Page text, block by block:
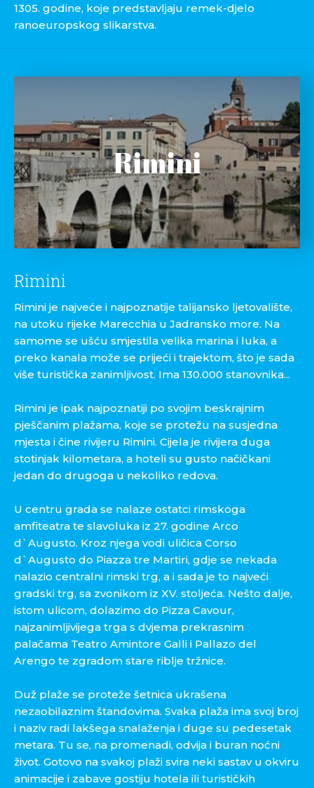
1305. godine, koje predstavljaju remek-djelo
ranoeuropskog slikarstva.
Rimini
Rimini
Rimini je najveće i najpoznatije talijansko ljetovalište,
na utoku rijeke Marecchia u Jadransko more. Na
samome se ušću smjestila velika marina i luka, a
preko kanala može se prijeći i trajektom, što je sada
više turistička zanimljivost. Ima 130.000 stanovnika...
Rimini je ipak najpoznatiji po svojim beskrajnim
pješčanim plažama, koje se protežu na susjedna
mjesta i čine rivijeru Rimini. Cijela je rivijera duga
stotinjak kilometara, a hoteli su gusto načičkani
jedan do drugoga u nekoliko redova.
U centru grada se nalaze ostatci rimskoga
amfiteatra te slavoluka iz 27. godine Arco
d`Augusto. Kroz njega vodi uličica Corso
d`Augusto do Piazza tre Martiri, gdje se nekada
nalazio centralni rimski trg, a i sada je to najveći
gradski trg, sa zvonikom iz XV. stoljeća. Nešto dalje,
istom ulicom, dolazimo do Pizza Cavour,
najzanimljivijega trga s dvjema prekrasnim
palačama Teatro Amintore Galli i Pallazo del
Arengo te zgradom stare riblje tržnice.
Duž plaže se proteže šetnica ukrašena
nezaobilaznim štandovima. Svaka plaža ima svoj broj
i naziv radi lakšega snalaženja i duge su pedesetak
metara. Tu se, na promenadi, odvija i buran noćni
život. Gotovo na svakoj plaži svira neki sastav u okviru
animacije i zabave gostiju hotela ili turističkih